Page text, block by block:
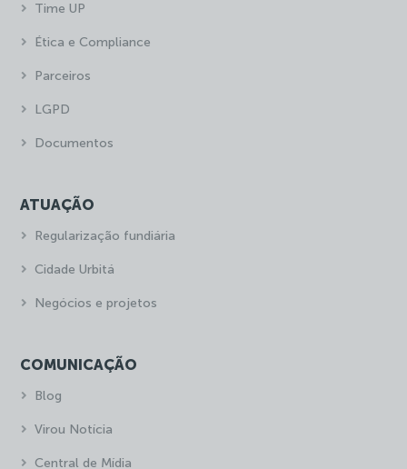
Time UP
Ética e Compliance
Parceiros
LGPD
Documentos
ATUAÇÃO
Regularização fundiária
Cidade Urbitá
Negócios e projetos
COMUNICAÇÃO
Blog
Virou Notícia
Central de Mídia